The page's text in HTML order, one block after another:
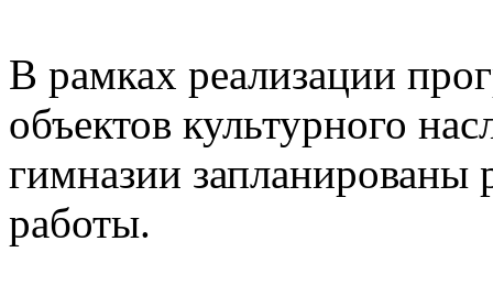
В рамках реализации
объектов культурного
гимназии запланированы
работы.